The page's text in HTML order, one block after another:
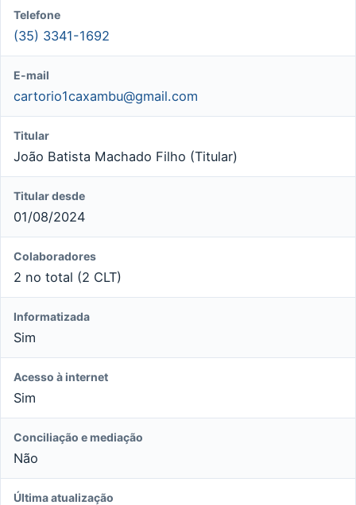
Telefone
(35) 3341-1692
E-mail
cartorio1caxambu@gmail.com
Titular
João Batista Machado Filho (Titular)
Titular desde
01/08/2024
Colaboradores
2 no total (2 CLT)
Informatizada
Sim
Acesso à internet
Sim
Conciliação e mediação
Não
Última atualização